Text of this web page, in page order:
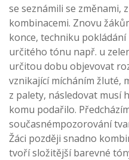
se seznámili se změnami,
kombinacemi. Znovu
konce, techniku
určitého tónu např. u
určitou dobu objevovat
vznikající mícháním žluté,
z palety, následovat musí
komu podařilo.
současnémpozorování
Žáci později snadno
tvoří složitější barevné